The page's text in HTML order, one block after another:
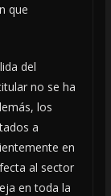
que
del
no se ha
los
a
en
al sector
en toda la